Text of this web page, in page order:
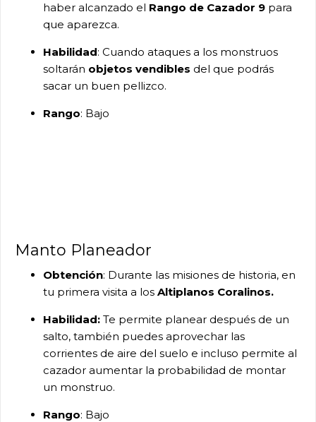
haber alcanzado el Rango de Cazador 9 para
que aparezca.
Habilidad: Cuando ataques a los monstruos
soltarán objetos vendibles del que podrás
sacar un buen pellizco.
Rango: Bajo
Manto Planeador
Obtención: Durante las misiones de historia, en
tu primera visita a los Altiplanos Coralinos.
Habilidad: Te permite planear después de un
salto, también puedes aprovechar las
corrientes de aire del suelo e incluso permite al
cazador aumentar la probabilidad de montar
un monstruo.
Rango: Bajo